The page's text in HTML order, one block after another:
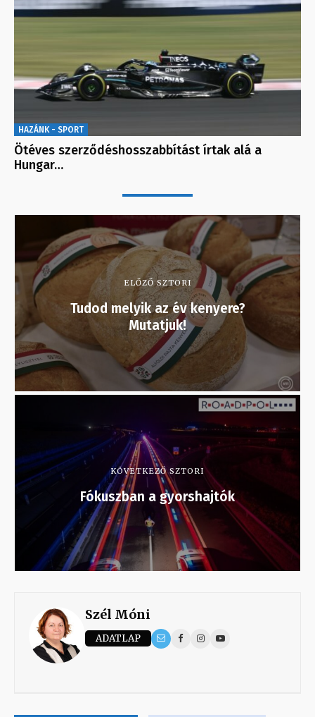
HAZÁNK - SPORT
Ötéves szerződéshosszabbítást írtak alá a
Hungar…
ELŐZŐ SZTORI
Tudod melyik az év kenyere?
Mutatjuk!
KÖVETKEZŐ SZTORI
Fókuszban a gyorshajtók
Szél Móni
ADATLAP